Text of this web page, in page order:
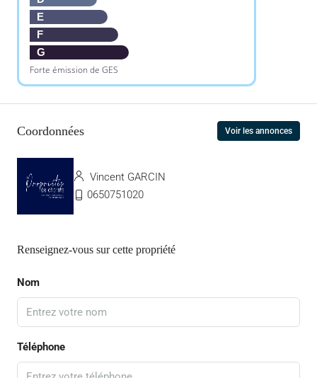
E
F
G
Forte émission de GES
Coordonnées Voir les annonces
Vincent GARCIN
0650751020
Renseignez-vous sur cette propriété
Nom
Téléphone